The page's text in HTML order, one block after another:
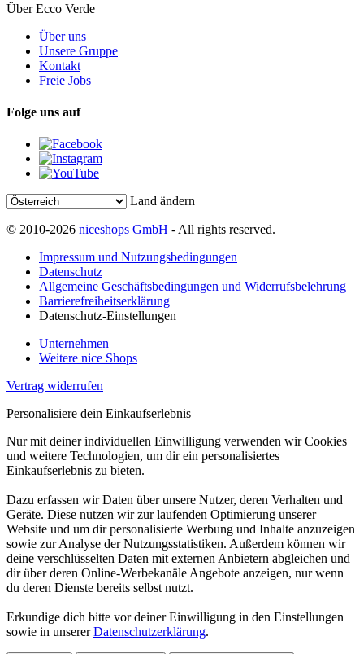
Über Ecco Verde
Über uns
Unsere Gruppe
Kontakt
Freie Jobs
Folge uns auf
Land ändern
© 2010-2026 niceshops GmbH - All rights reserved.
Impressum und Nutzungsbedingungen
Datenschutz
Allgemeine Geschäftsbedingungen und Widerrufsbelehrung
Barrierefreiheitserklärung
Datenschutz-Einstellungen
Unternehmen
Weitere nice Shops
Vertrag widerrufen
Personalisiere dein Einkaufserlebnis
Nur mit deiner individuellen Einwilligung verwenden wir Cookies
und weitere Technologien, um dir ein personalisiertes
Einkaufserlebnis zu bieten.
Dazu erfassen wir Daten über unsere Nutzer, deren Verhalten und
Geräte. Diese nutzen wir zur laufenden Optimierung unserer
Website und um dir personalisierte Werbung und Inhalte anzuzeigen
sowie zur Analyse der Nutzungsstatistiken. Außerdem können wir
deine verschlüsselten Daten mit externen Anbietern abgleichen und
dir über deren Online-Werbekanäle Angebote anzeigen, nur wenn
du deren Dienste bereits selbst nutzt.
Erkundige dich bitte vor deiner Einwilligung in den Einstellungen
sowie in unsererDatenschutzerklärung.